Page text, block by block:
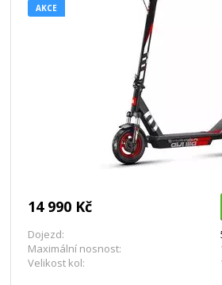
AKCE
14 990 Kč
Dojezd:
Maximální nosnost:
Velikost kol: